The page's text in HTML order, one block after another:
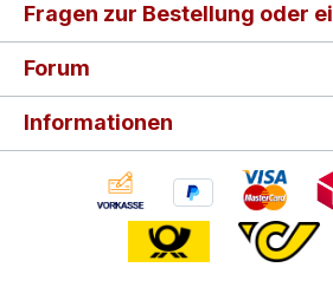
Fragen zur Bestellung oder
Forum
Informationen